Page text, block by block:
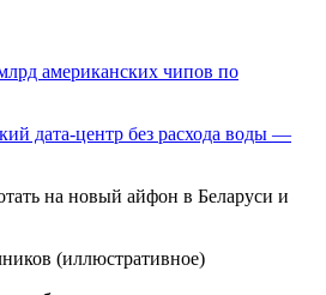
американских чипов по
дата-центр без расхода воды —
(иллюстративное)